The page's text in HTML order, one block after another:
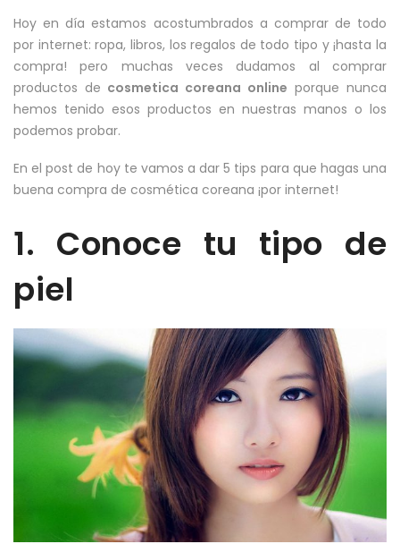
Hoy en día estamos acostumbrados a comprar de todo
por internet: ropa, libros, los regalos de todo tipo y ¡hasta la
compra! pero muchas veces dudamos al comprar
productos de cosmetica coreana online porque nunca
hemos tenido esos productos en nuestras manos o los
podemos probar.
En el post de hoy te vamos a dar 5 tips para que hagas una
buena compra de cosmética coreana ¡por internet!
1. Conoce tu tipo de
piel